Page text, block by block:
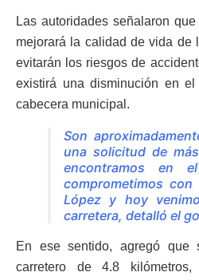
Las autoridades señalaron
mejorará la calidad de vida de
evitarán los riesgos de
existirá una disminución en
cabecera municipal.
Son
una solicitud de
encontramos en
comprometimos con
López y hoy
carretera, detalló el
En ese sentido, agregó que
carretero de 4.8